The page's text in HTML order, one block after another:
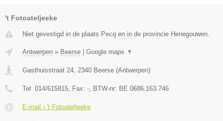
't Fotoateljeeke
Niet gevestigd in de plaats Pecq en in de provincie Henegouwen.
Antwerpen » Beerse Google maps ▼
Gasthuisstraat 24, 2340 Beerse (Antwerpen)
Tel: 014/615815, Fax: -, BTW-nr: BE 0686.163.746
E-mail › 't Fotoateljeeke